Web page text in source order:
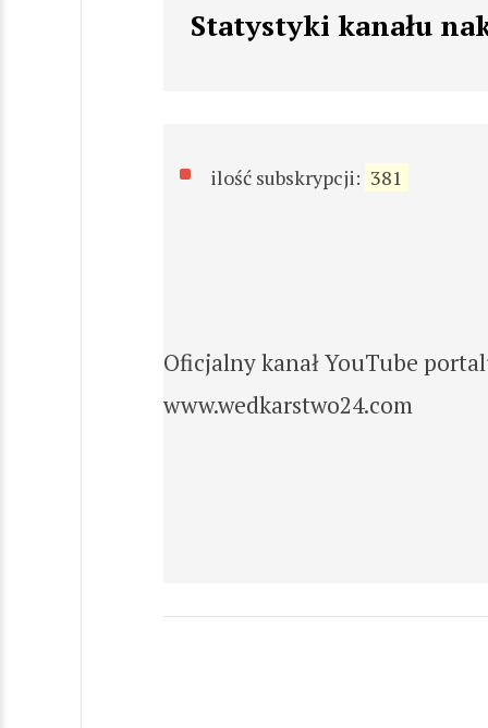
Statystyki kanału
ilość subskrypcji: 381
Oficjalny kanał YouTube
www.wedkarstwo24.com